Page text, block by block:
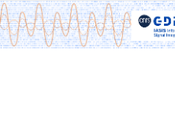
Passer
vers
le